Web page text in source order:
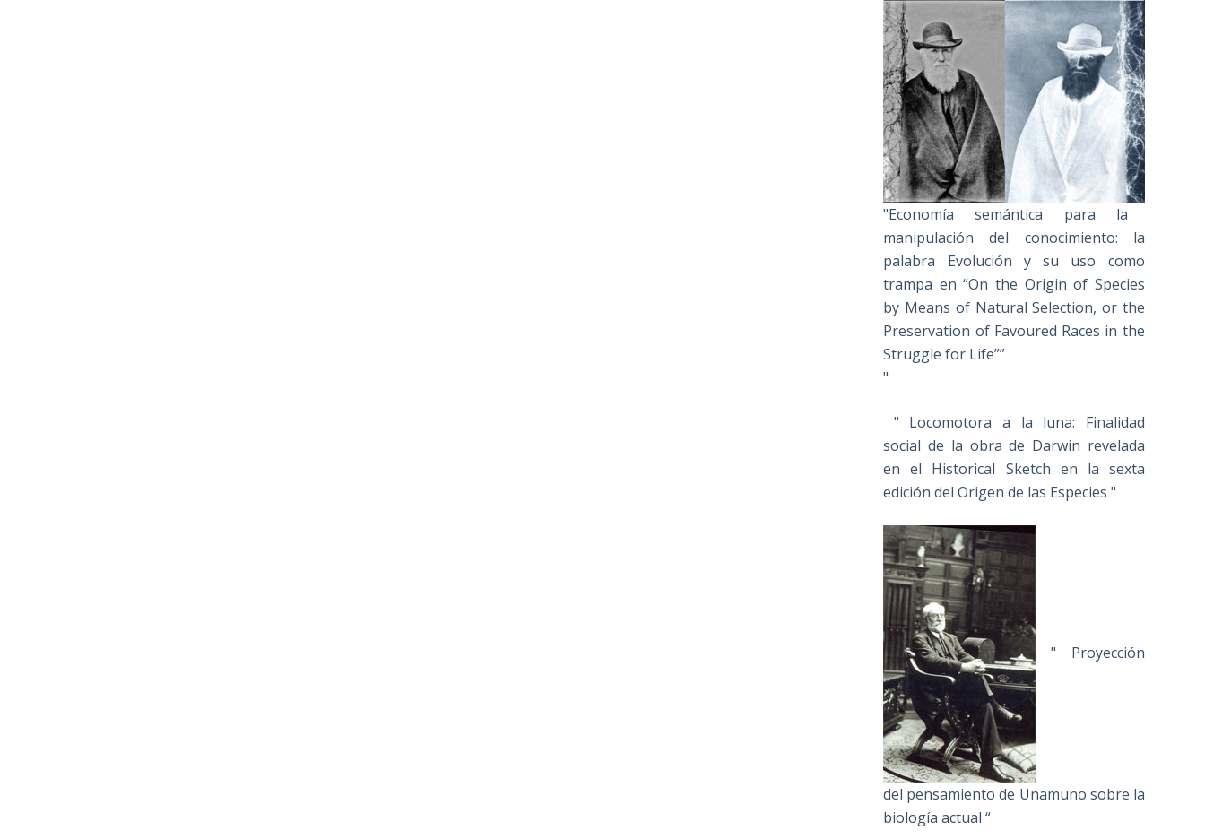
"Economía semántica para la
manipulación del conocimiento: la
palabra Evolución y su uso como
trampa en “On the Origin of Species
by Means of Natural Selection, or the
Preservation of Favoured Races in the
Struggle for Life””
"
" Locomotora a la luna: Finalidad
social de la obra de Darwin revelada
en el Historical Sketch en la sexta
edición del Origen de las Especies "
" Proyección
del pensamiento de Unamuno sobre la
biología actual “